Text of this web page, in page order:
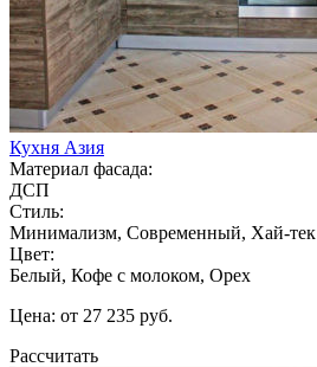
Кухня Азия
Материал фасада:
ДСП
Стиль:
Минимализм, Современный, Хай-тек
Цвет:
Белый, Кофе с молоком, Орех
Цена: от 27 235 руб.
Рассчитать